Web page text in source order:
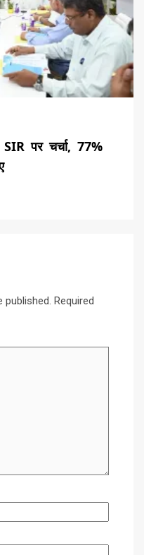
पर चर्चा, 77%
published. Required